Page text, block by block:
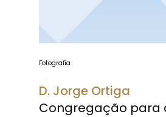
Fotografia
D. Jorge Ortiga
Congregação para